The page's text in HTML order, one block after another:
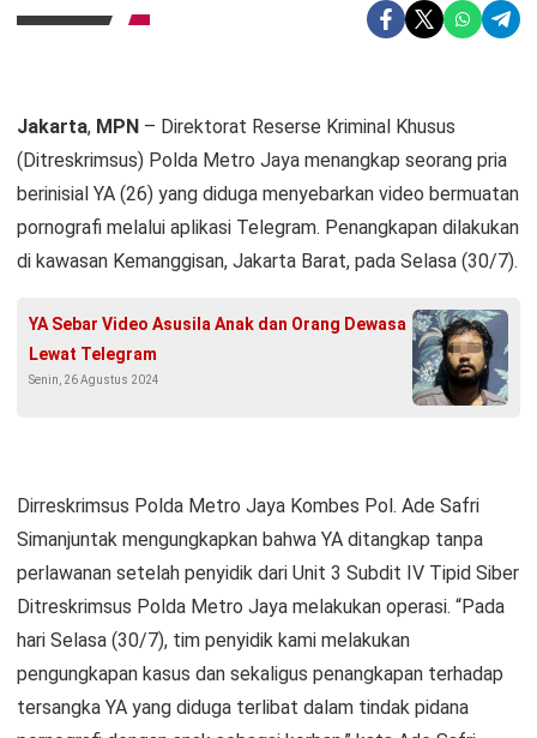
Jakarta, MPN – Direktorat Reserse Kriminal Khusus
(Ditreskrimsus) Polda Metro Jaya menangkap seorang pria
berinisial YA (26) yang diduga menyebarkan video bermuatan
pornografi melalui aplikasi Telegram. Penangkapan dilakukan
di kawasan Kemanggisan, Jakarta Barat, pada Selasa (30/7).
YA Sebar Video Asusila Anak dan Orang Dewasa
Lewat Telegram
Senin, 26 Agustus 2024
Dirreskrimsus Polda Metro Jaya Kombes Pol. Ade Safri
Simanjuntak mengungkapkan bahwa YA ditangkap tanpa
perlawanan setelah penyidik dari Unit 3 Subdit IV Tipid Siber
Ditreskrimsus Polda Metro Jaya melakukan operasi. “Pada
hari Selasa (30/7), tim penyidik kami melakukan
pengungkapan kasus dan sekaligus penangkapan terhadap
tersangka YA yang diduga terlibat dalam tindak pidana